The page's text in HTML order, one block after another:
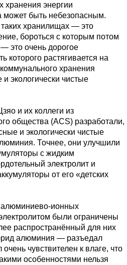
хранения энергии
может быть небезопасным.
хранилищах — это
бороться с которым потом
это очень дорогое
которого растягивается на
хранения
экологически чистые
и их коллеги из
общества (ACS) разработали,
и экологически чистые
Точнее, они улучшили
с жидким
электролит и
от его «детских
ионных
были ограничены
распространённый для них
алюминия — разъедал
чувствителен к влаге, что
особенностями нельзя